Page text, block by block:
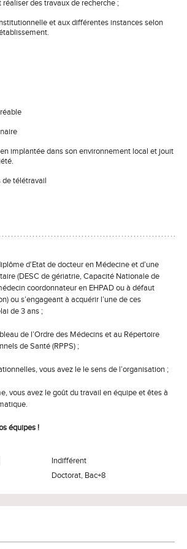
des travaux de recherche ;
et aux différentes instances selon
implantée dans son environnement local et jouit
de télétravail
d'Etat de docteur en Médecine et d’une
(DESC de gériatrie, Capacité Nationale de
coordonnateur en EHPAD ou à défaut
ou s’engageant à acquérir l’une de ces
de 3 ans ;
de l’Ordre des Médecins et au Répertoire
de Santé (RPPS) ;
vous avez le le sens de l’organisation ;
vous avez le goût du travail en équipe et êtes à
équipes !
Indifférent
Doctorat, Bac+8